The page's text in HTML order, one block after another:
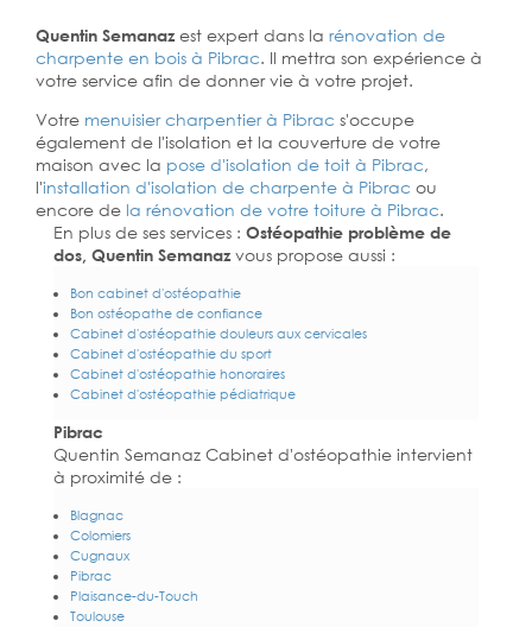
Quentin Semanazest expert dans la rénovation de
charpente en bois à Pibrac. Il mettra son expérience à
votre service afin de donner vie à votre projet.
Votre menuisier charpentier à Pibrac s'occupe
également de l'isolation et la couverture de votre
maison avec la pose d'isolation de toit à Pibrac,
l'installation d'isolation de charpente à Pibrac ou
encore de la rénovation de votre toiture à Pibrac.
En plus de ses services : Ostéopathie problème de
dos, Quentin Semanazvous propose aussi :
Bon cabinet d'ostéopathie
Bon ostéopathe de confiance
Cabinet d'ostéopathie douleurs aux cervicales
Cabinet d'ostéopathie du sport
Cabinet d'ostéopathie honoraires
Cabinet d'ostéopathie pédiatrique
Pibrac
Quentin Semanaz Cabinet d'ostéopathie intervient
à proximité de :
Blagnac
Colomiers
Cugnaux
Pibrac
Plaisance-du-Touch
Toulouse